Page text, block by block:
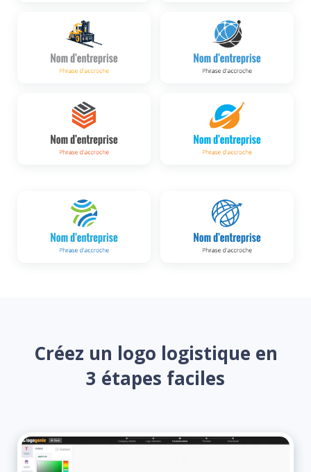
Créez un logo logistique en
3 étapes faciles